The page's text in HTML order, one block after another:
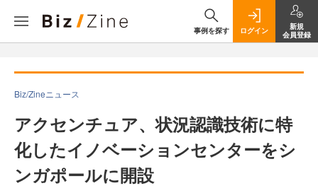
事例を探す ログイン
新規
会員登録
Biz/Zineニュース
アクセンチュア、状況認識技術に特
化したイノベーションセンターをシ
ンガポールに開設